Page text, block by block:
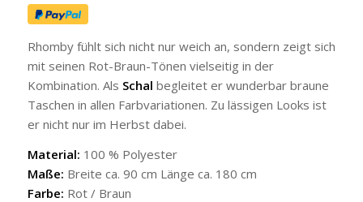
Rhomby fühlt sich nicht nur weich an, sondern zeigt sich
mit seinen Rot-Braun-Tönen vielseitig in der
Kombination. Als Schal begleitet er wunderbar braune
Taschen in allen Farbvariationen. Zu lässigen Looks ist
er nicht nur im Herbst dabei.
Material: 100 % Polyester
Maße: Breite ca. 90 cm Länge ca. 180 cm
Farbe: Rot / Braun